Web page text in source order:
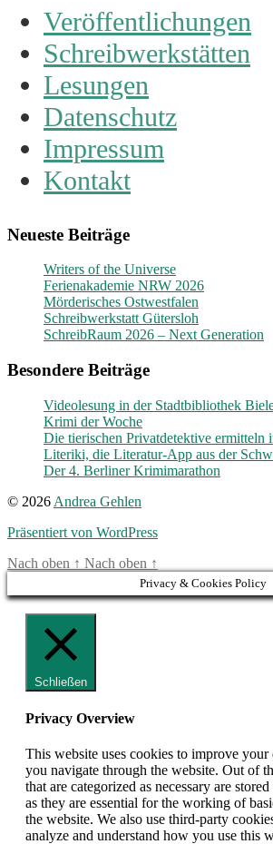
Veröffentlichungen
Schreibwerkstätten
Lesungen
Datenschutz
Impressum
Kontakt
Neueste Beiträge
Writers of the Universe
Ferienakademie NRW 2026
Mörderisches Ostwestfalen
Schreibwerkstatt Gütersloh
SchreibRaum 2026 – Next Generation
Besondere Beiträge
Videolesung in der Stadtbibliothek
Krimi der Woche
Die tierischen Privatdetektive ermitteln
Literiki, die Literatur-App aus der
Der 4. Berliner Krimimarathon
© 2026 Andrea Gehlen
Präsentiert von WordPress
Nach oben ↑ Nach oben ↑
Privacy & Cookies Policy
Schließen
Privacy Overview
This website uses cookies to improve
you navigate through the website. Out of
that are categorized as necessary are
as they are essential for the working of
the website. We also use third-party
analyze and understand how you use this